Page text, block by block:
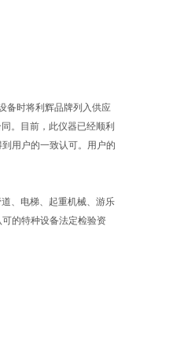
备时将利辉品牌列入供应
。目前，此仪器已经顺利
用户的一致认可。用户的
、电梯、起重机械、游乐
的特种设备法定检验资